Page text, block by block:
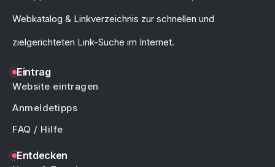
Webkatalog & Linkverzeichnis zur schnellen und
zielgerichteten Link-Suche im Internet.
Eintrag
Website eintragen
Anmeldetipps
FAQ / Hilfe
Entdecken